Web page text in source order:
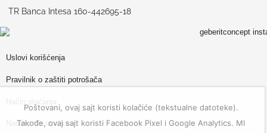
TR Banca Intesa 160-442695-18
Uslovi korišćenja
Pravilnik o zaštiti potrošača
Način i rok isporuke
Poštovani, ovaj sajt koristi kolačiće (tekstualne datoteke).
Takođe, ovaj sajt koristi Facebook Pixel i Google Analytics. MI